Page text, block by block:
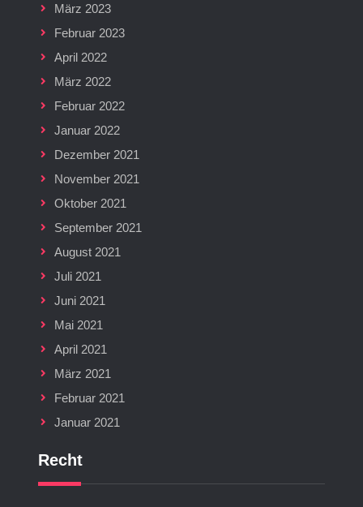
März 2023
Februar 2023
April 2022
März 2022
Februar 2022
Januar 2022
Dezember 2021
November 2021
Oktober 2021
September 2021
August 2021
Juli 2021
Juni 2021
Mai 2021
April 2021
März 2021
Februar 2021
Januar 2021
Recht